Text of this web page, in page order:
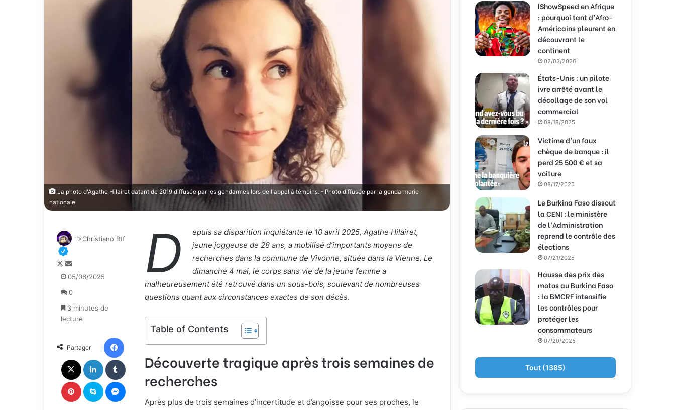
La photo d'Agathe Hilairet datant de 2019 diffusée par les gendarmes lors de l'appel à témoins. - Photo diffusée par la gendarmerie
nationale
D
epuis sa disparition inquiétante le 10 avril 2025, Agathe Hilairet,
jeune joggeuse de 28 ans, a mobilisé d’importants moyens de
recherches dans la commune de Vivonne, située dans la Vienne. Le
dimanche 4 mai, le corps sans vie de la jeune femme a
malheureusement été retrouvé dans un sous-bois, soulevant de nombreuses
questions quant aux circonstances exactes de son décès.
Table of Contents
Découverte tragique après trois semaines de
recherches
Après plus de trois semaines d’incertitude et d’angoisse pour ses proches, le
">Christiano Btf
F
o
l
o
w
X
n
o
y
e
n
c
o
u
r
r
05/06/2025
0
3 minutes de
lecture
Partager
IShowSpeed en Afrique
: pourquoi tant d’Afro-
Américains pleurent en
découvrant le
continent
02/03/2026
États-Unis : un pilote
ivre arrêté avant le
décollage de son vol
commercial
08/18/2025
Victime d’un faux
chèque de banque : il
perd 25 500 € et sa
voiture
08/17/2025
Le Burkina Faso dissout
la CENI : le ministère
de l’Administration
reprend le contrôle des
élections
07/21/2025
Hausse des prix des
motos au Burkina Faso
: la BMCRF intensifie
les contrôles pour
protéger les
consommateurs
07/20/2025
Tout (1385)